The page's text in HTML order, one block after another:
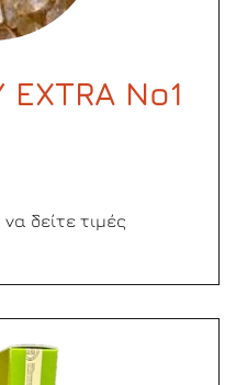
No1
δείτε τιμές